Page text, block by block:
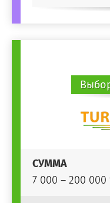
СУММА
7 000 – 200 000